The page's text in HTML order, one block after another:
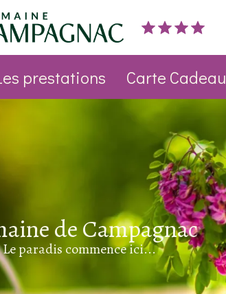
prestations Carte Cadeau
de Campagnac
Le paradis commence ici...